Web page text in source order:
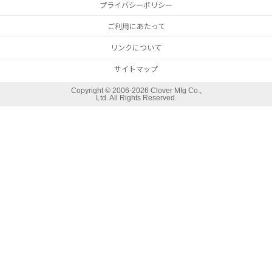
プライバシーポリシー
ご利用にあたって
リンクについて
サイトマップ
Copyright © 2006-2026 Clover Mfg Co.,
Ltd. All Rights Reserved.